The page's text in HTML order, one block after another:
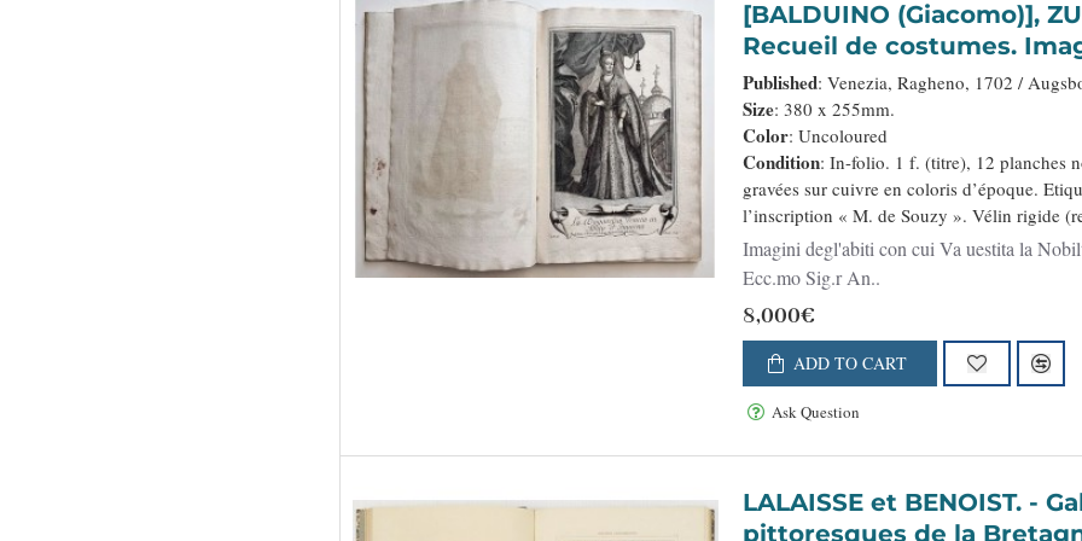
[BALDUINO (Giacomo)],
Recueil de costumes.
Nobiltà della Serenis.ma
[Augsburger
Published: Venezia, Ragheno, 1702 /
Size: 380 x 255mm.
Color: Uncoloured
Condition: In-folio. 1 f. (titre), 12 planches
gravées sur cuivre en coloris d’époque.
l’inscription « M. de Souzy ». Vélin rigide
Imagini degl'abiti con cui Va uestita la
Ecc.mo Sig.r An..
8,000€
ADD TO CART
Ask Question
LALAISSE et BENOIST. - Galerie Armoricaine. Costumes et Vues
pittoresques de la